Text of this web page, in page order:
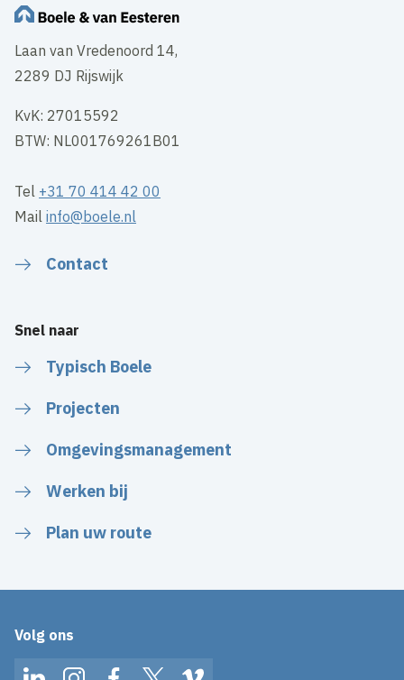
Laan van Vredenoord 14,
2289 DJ Rijswijk
KvK: 27015592
BTW: NL001769261B01
Tel +31 70 414 42 00
Mailinfo@boele.nl
Contact
Snel naar
Typisch Boele
Projecten
Omgevingsmanagement
Werken bij
Plan uw route
Volg ons